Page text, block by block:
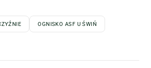
OGNISKO ASF U ŚWIŃ